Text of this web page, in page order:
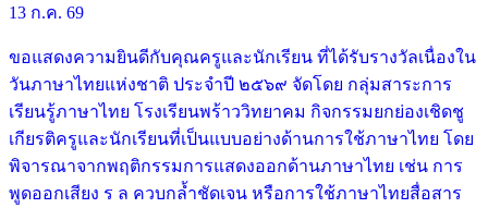
13 ก.ค. 69
ขอแสดงความยินดีกับคุณครูและนักเรียน ที่ได้รับรางวัลเนื่องใน
วันภาษาไทยแห่งชาติ ประจำปี ๒๕๖๙ จัดโดย กลุ่มสาระการ
เรียนรู้ภาษาไทย โรงเรียนพร้าววิทยาคม กิจกรรมยกย่องเชิดชู
เกียรติครูและนักเรียนที่เป็นแบบอย่างด้านการใช้ภาษาไทย โดย
พิจารณาจากพฤติกรรมการแสดงออกด้านภาษาไทย เช่น การ
พูดออกเสียง ร ล ควบกล้ำชัดเจน หรือการใช้ภาษาไทยสื่อสาร